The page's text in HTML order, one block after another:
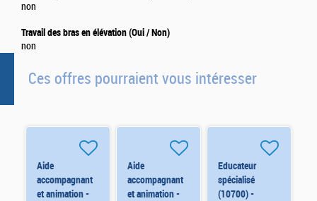
non
Travail des bras en élévation (Oui / Non)
non
Ces offres pourraient vous intéresser
Aide
accompagnant
et animation -
Aide
accompagnant
et animation -
Educateur
spécialisé
(10700) -